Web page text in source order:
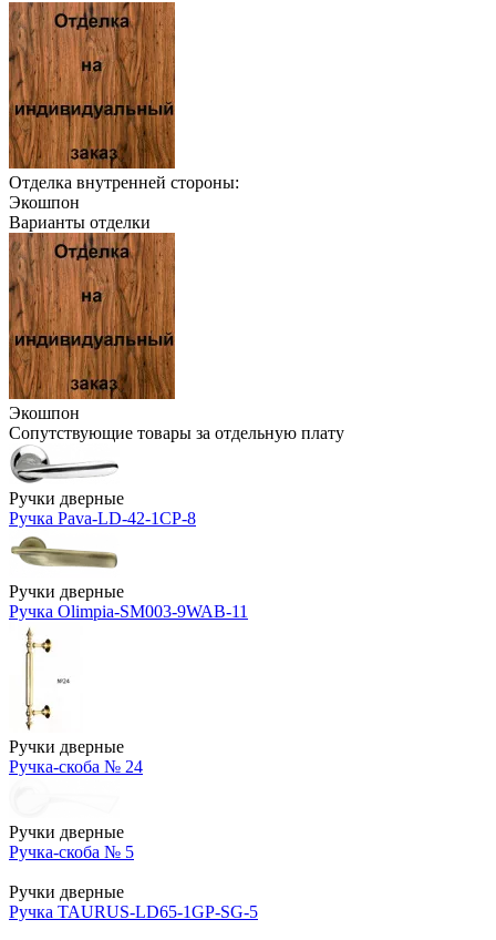
Отделка внутренней стороны:
Экошпон
Варианты отделки
Экошпон
Сопутствующие товары за отдельную плату
Ручки дверные
Ручка Pava-LD-42-1CP-8
Ручки дверные
Ручка Olimpia-SM003-9WAB-11
Ручки дверные
Ручка-скоба № 24
Ручки дверные
Ручка-скоба № 5
Ручки дверные
Ручка TAURUS-LD65-1GP-SG-5